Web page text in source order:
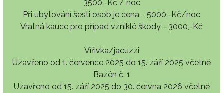
3500,-Kč / noc
Při ubytování šesti osob je cena - 5000,-Kč/noc
Vratná kauce pro případ vzniklé škody - 3000,-Kč
Vířivka/jacuzzi
Uzavřeno od 1. července 2025 do 15. září 2025 včetně
Bazén č. 1
Uzavřeno od 15. září 2025 do 30. června 2026 včetně